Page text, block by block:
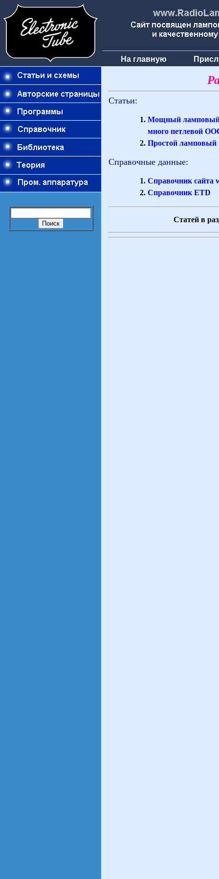
На главную
Статьи:
Мощный ламповый
много петлевой
Простой ламповый
Справочные данные:
Справочник сайта
Справочник ETD
Статей в